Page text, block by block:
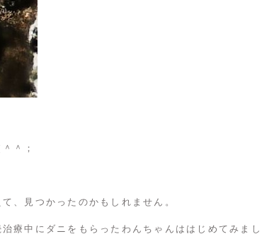
＾；
、見つかったのかもしれません。
療中にダニをもらったわんちゃんははじめてみまし